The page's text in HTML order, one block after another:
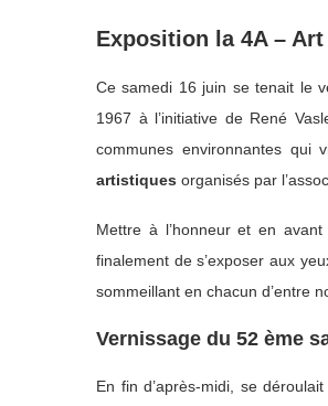
Exposition la 4A – Art
Ce samedi 16 juin se tenait le
1967 à l’initiative de René
communes environnantes qui
artistiques organisés par
Mettre à l’honneur et en
finalement de s’exposer aux
sommeillant en chacun d’entre
Vernissage du 52 ème
En fin d’après-midi, se